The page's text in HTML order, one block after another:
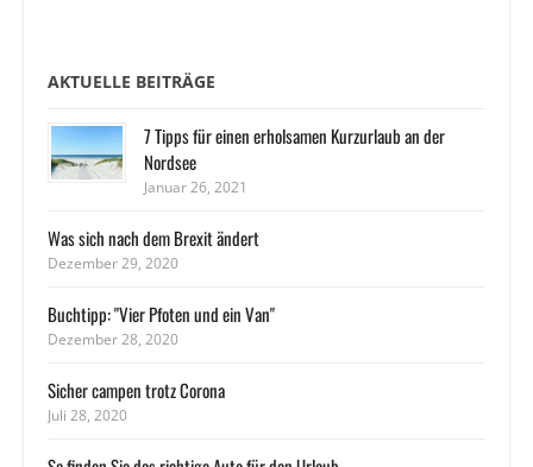
AKTUELLE BEITRÄGE
7 Tipps für einen erholsamen Kurzurlaub an der
Nordsee
Januar 26, 2021
Was sich nach dem Brexit ändert
Dezember 29, 2020
Buchtipp: "Vier Pfoten und ein Van"
Dezember 28, 2020
Sicher campen trotz Corona
Juli 28, 2020